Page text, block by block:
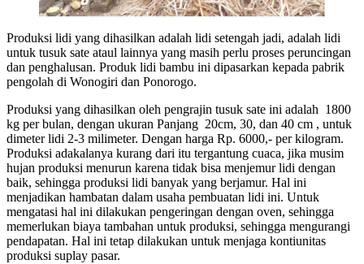
Produksi lidi yang dihasilkan adalah lidi setengah jadi, adalah lidi
untuk tusuk sate ataul lainnya yang masih perlu proses peruncingan
dan penghalusan. Produk lidi bambu ini dipasarkan kepada pabrik
pengolah di Wonogiri dan Ponorogo.
Produksi yang dihasilkan oleh pengrajin tusuk sate ini adalah 1800
kg per bulan, dengan ukuran Panjang 20cm, 30, dan 40 cm , untuk
dimeter lidi 2-3 milimeter. Dengan harga Rp. 6000,- per kilogram.
Produksi adakalanya kurang dari itu tergantung cuaca, jika musim
hujan produksi menurun karena tidak bisa menjemur lidi dengan
baik, sehingga produksi lidi banyak yang berjamur. Hal ini
menjadikan hambatan dalam usaha pembuatan lidi ini. Untuk
mengatasi hal ini dilakukan pengeringan dengan oven, sehingga
memerlukan biaya tambahan untuk produksi, sehingga mengurangi
pendapatan. Hal ini tetap dilakukan untuk menjaga kontiunitas
produksi suplay pasar.